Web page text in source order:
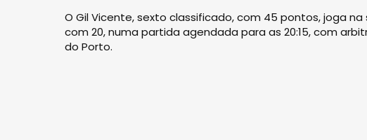
O Gil Vicente, sexto classificado, com 45 pontos, joga
com 20, numa partida agendada para as 20:15, com
do Porto.